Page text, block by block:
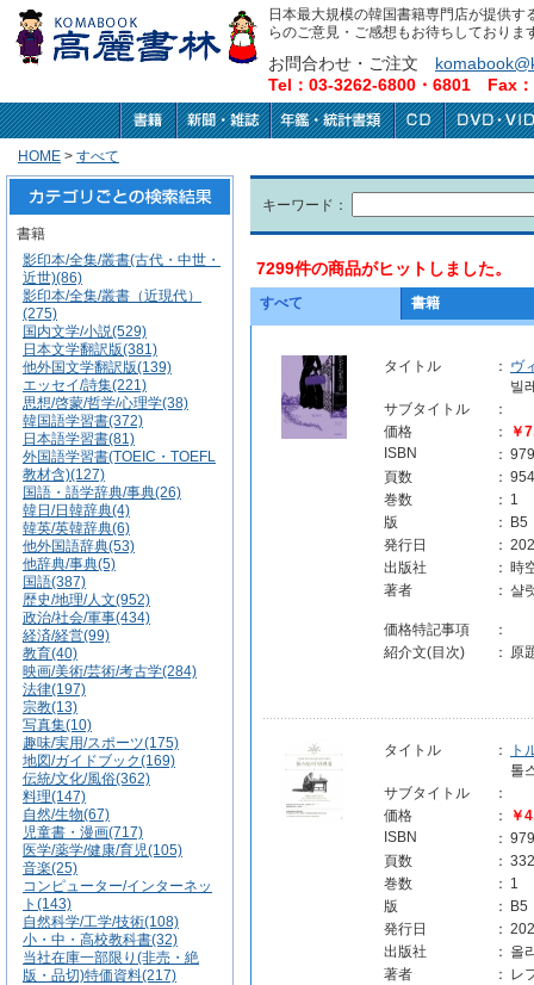
日本最大規模の韓国書籍専門店が提供
らのご意見・ご感想もお待ちしておりま
お問合わせ・ご注文
Tel：03-3262-6800・6801 Fax
HOME > すべて
書籍
影印本/全集/叢書(古代・中世・
近世)(86)
影印本/全集/叢書（近現代）
(275)
国内文学/小説(529)
日本文学翻訳版(381)
他外国文学翻訳版(139)
エッセイ/詩集(221)
思想/啓蒙/哲学/心理学(38)
韓国語学習書(372)
日本語学習書(81)
外国語学習書(TOEIC・TOEFL
教材含)(127)
国語・語学辞典/事典(26)
韓日/日韓辞典(4)
韓英/英韓辞典(6)
他外国語辞典(53)
他辞典/事典(5)
国語(387)
歴史/地理/人文(952)
政治/社会/軍事(434)
経済/経営(99)
教育(40)
映画/美術/芸術/考古学(284)
法律(197)
宗教(13)
写真集(10)
趣味/実用/スポーツ(175)
地図/ガイドブック(169)
伝統/文化/風俗(362)
料理(147)
自然/生物(67)
児童書・漫画(717)
医学/薬学/健康/育児(105)
音楽(25)
コンピューター/インターネッ
ト(143)
自然科学/工学/技術(108)
小・中・高校教科書(32)
当社在庫一部限り(非売・絶
版・品切)特価資料(217)
キーワード：
7299件の商品がヒットしました。
すべて 書籍
タイトル ： ヴ
빌
サブタイトル
：
価格
：
￥
ISBN
：
頁数
： 954
巻数
： 1
版
：
B5
発行日
：
出版社
： 時
著者
： 샬
価格特記事項
：
紹介文(目次)
： 原
タイトル ：
ト
톨
サブタイトル
：
価格
：
￥
ISBN
：
頁数
： 332
巻数
： 1
版
：
B5
発行日
：
出版社
： 올
著者
： レ